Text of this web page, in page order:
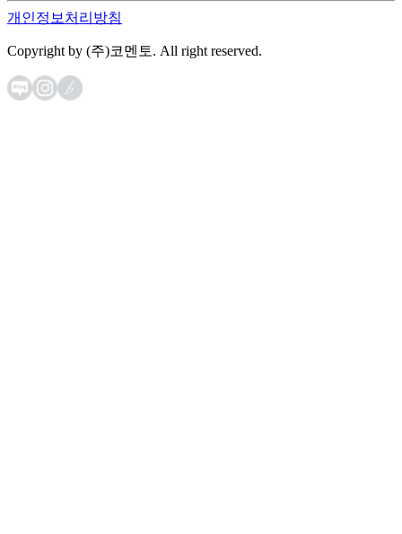
개인정보처리방침
Copyright by (주)코멘토. All right reserved.